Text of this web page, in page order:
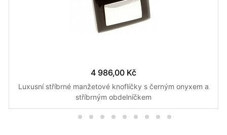
4 986,00 Kč
Luxusní stříbrné manžetové knoflíčky s černým onyxem a
stříbrným obdelníčkem